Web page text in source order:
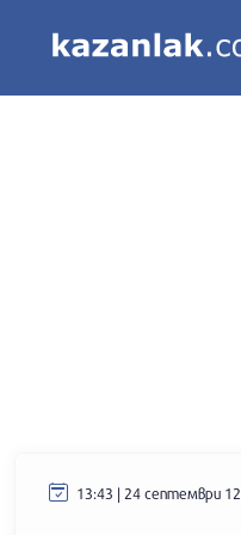
13:43 | 24 септември 12